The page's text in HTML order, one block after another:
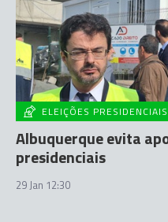
ELEIÇÕES PRESIDENCIAIS
Albuquerque evita
presidenciais
29 Jan 12:30